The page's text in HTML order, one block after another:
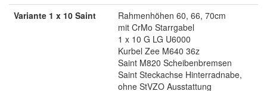
Variante 1 x 10 Saint
Rahmenhöhen 60, 66, 70cm
mit CrMo Starrgabel
1 x 10 G LG U6000
Kurbel Zee M640 36z
Saint M820 Scheibenbremsen
Saint Steckachse Hinterradnabe,
ohne StVZO Ausstattung